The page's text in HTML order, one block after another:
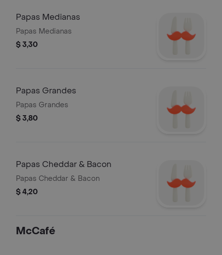
Papas Medianas
Papas Medianas
$ 3,30
Papas Grandes
Papas Grandes
$ 3,80
Papas Cheddar & Bacon
Papas Cheddar & Bacon
$ 4,20
McCafé